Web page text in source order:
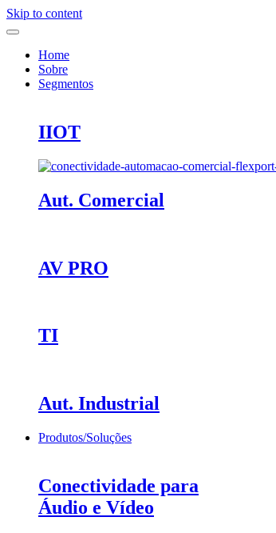
Skip to content
Home
Sobre
Segmentos
IIOT
Aut. Comercial
AV PRO
TI
Aut. Industrial
Produtos/Soluções
Conectividade para
Áudio e Vídeo